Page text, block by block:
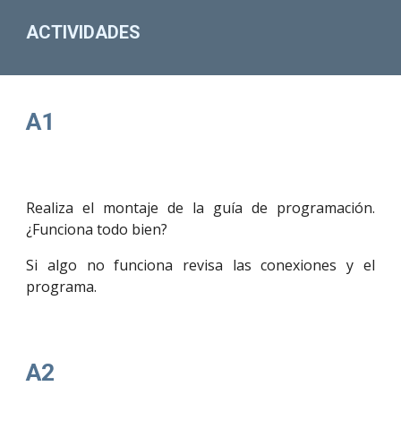
ACTIVIDADES
A1
Realiza el montaje de la guía de programación.
¿Funciona todo bien?
Si algo no funciona revisa las conexiones y el
programa.
A2